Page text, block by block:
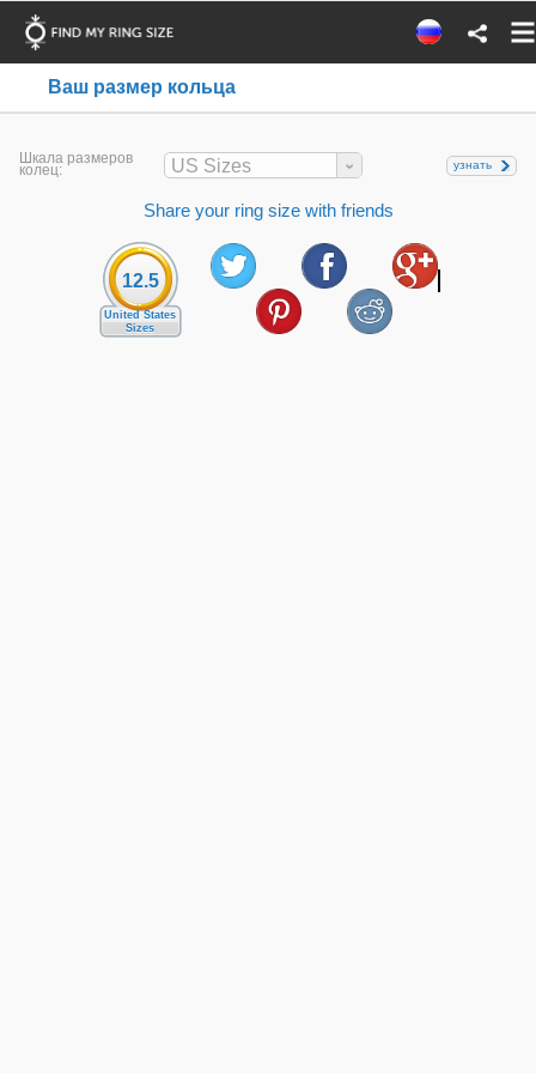
Ваш размер кольца
Шкала размеров
колец: US Sizes узнать
Share your ring size with friends
12.5
United States
Sizes